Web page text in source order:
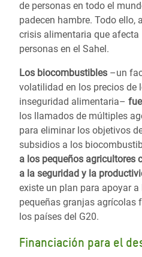
de personas en todo el
padecen hambre. Todo ello,
crisis alimentaria que
personas en el Sahel.
Los biocombustibles –un
volatilidad en los precios de
inseguridad alimentaria–
los llamados de múltiples
para eliminar los objetivos
subsidios a los
a los pequeños agricultores
a la seguridad y la
existe un plan para apoyar
pequeñas granjas agrícolas
los países del G20.
Financiación para el